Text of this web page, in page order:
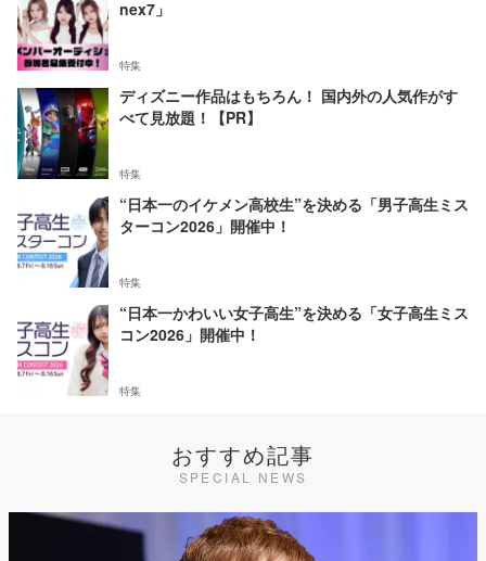
nex7」
特集
ディズニー作品はもちろん！ 国内外の人気作がす
べて見放題！【PR】
特集
“日本一のイケメン高校生”を決める「男子高生ミス
ターコン2026」開催中！
特集
“日本一かわいい女子高生”を決める「女子高生ミス
コン2026」開催中！
特集
おすすめ記事
SPECIAL NEWS